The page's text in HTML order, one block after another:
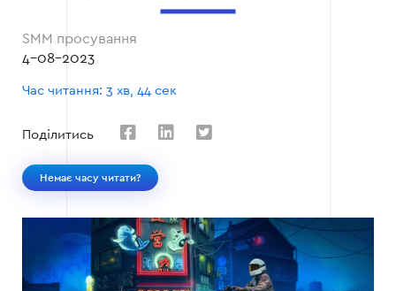
SMM просування
4-08-2023
Час читання: 3 хв, 44 сек
Поділитись
Немає часу читати?